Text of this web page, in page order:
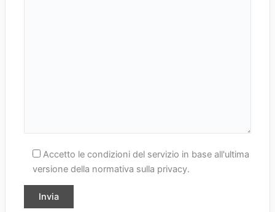
Accetto le condizioni del servizio in base all'ultima
versione della normativa sulla privacy.